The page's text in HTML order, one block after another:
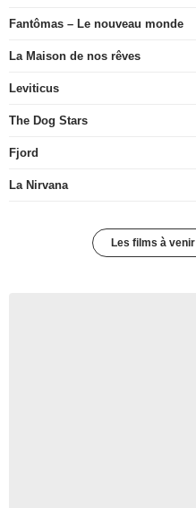
Fantômas – Le nouveau monde
La Maison de nos rêves
Leviticus
The Dog Stars
Fjord
La Nirvana
Les films à